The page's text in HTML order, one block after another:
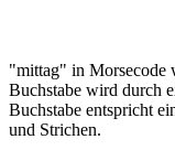
"mittag" in Morsecode
Buchstabe wird durch
Buchstabe entspricht
und Strichen.